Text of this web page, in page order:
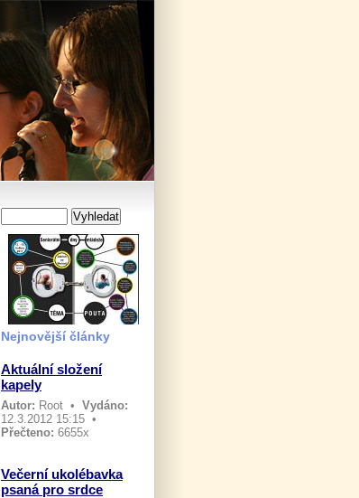
Nejnovější články
Aktuální složení
kapely
Autor: Root • Vydáno:
12.3.2012 15:15 •
Přečteno: 6655x
Večerní ukolébavka
psaná pro srdce